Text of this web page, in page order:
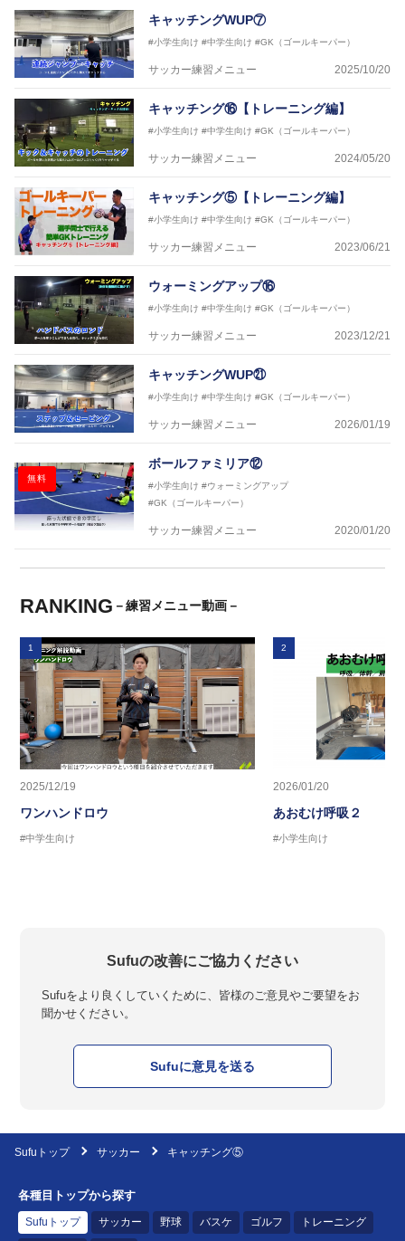
キャッチングWUP⑦
#小学生向け #中学生向け #GK（ゴールキーパー）
サッカー練習メニュー 2025/10/20
キャッチング⑯【トレーニング編】
#小学生向け #中学生向け #GK（ゴールキーパー）
サッカー練習メニュー 2024/05/20
キャッチング⑤【トレーニング編】
#小学生向け #中学生向け #GK（ゴールキーパー）
サッカー練習メニュー 2023/06/21
ウォーミングアップ⑯
#小学生向け #中学生向け #GK（ゴールキーパー）
サッカー練習メニュー 2023/12/21
キャッチングWUP㉑
#小学生向け #中学生向け #GK（ゴールキーパー）
サッカー練習メニュー 2026/01/19
無料
ボールファミリア⑫
#小学生向け #ウォーミングアップ
#GK（ゴールキーパー）
サッカー練習メニュー 2020/01/20
RANKING －練習メニュー動画－
1
2025/12/19
ワンハンドロウ
#中学生向け
2
2026/01/20
あおむけ呼吸２
#小学生向け
Sufuの改善にご協力ください
Sufuをより良くしていくために、皆様のご意見やご要望をお
聞かせください。
Sufuに意見を送る
Sufuトップ サッカー キャッチング⑤
各種目トップから探す
Sufuトップ サッカー 野球 バスケ ゴルフ トレーニング